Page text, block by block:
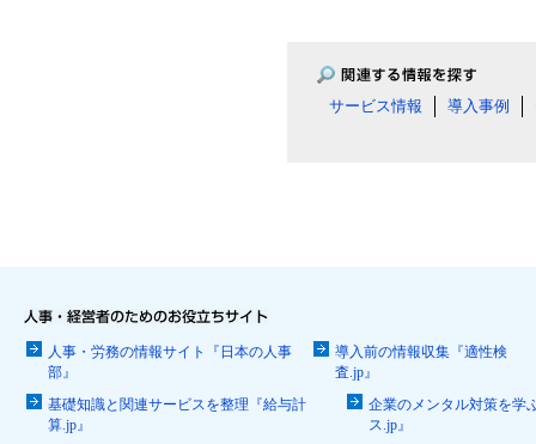
サービス情報 導入事例
人事・労務の情報サイト『日本の人事
部』
導入前の情報収集『適性検
査.jp』
基礎知識と関連サービスを整理『給与計
算.jp』
企業のメンタル対策を学
ス.jp』